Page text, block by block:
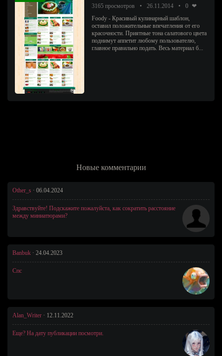
3165 просмотров 26.11.2014
0
Foody - Красивый кулинарный шаблон,
оставил положительные впечатления от его
красочности. Приятные тона салатового цвета
поднимут аппетит любому пользователю,
главное правильно подать. Весь материал б...
Новые комментарии
Other_s · 06.04.2024
Здравствуйте! Подскажите пожалуйста, как сократить расстояние
между миниатюрами?
Banbuk · 24.04.2023
Спс
Alan_Writer · 12.11.2022
Еще? На дату публикации посмотри.